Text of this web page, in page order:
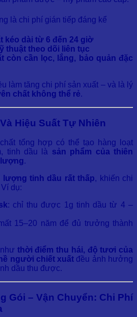
là chi phí gián tiếp đáng kể
kéo dài từ 6 đến 24 giờ
thuật theo dõi liên tục
còn cần lọc, lắng, bảo quản đặc
làm tăng chi phí sản xuất – và là lý
chất không thể rẻ.
Hiệu Suất Tự Nhiên
tổng hợp có thể tạo hàng loạt
tinh dầu là sản phẩm của thiên
lượng.
lượng tinh dầu rất thấp, khiến chi
dụ:
: chỉ thu được 1g tinh dầu từ 4 –
15–20 năm để đủ trưởng thành
thời điểm thu hái, độ tươi của
người chiết xuất đều ảnh hưởng
dầu thu được.
Gói – Vận Chuyển: Chi Phí